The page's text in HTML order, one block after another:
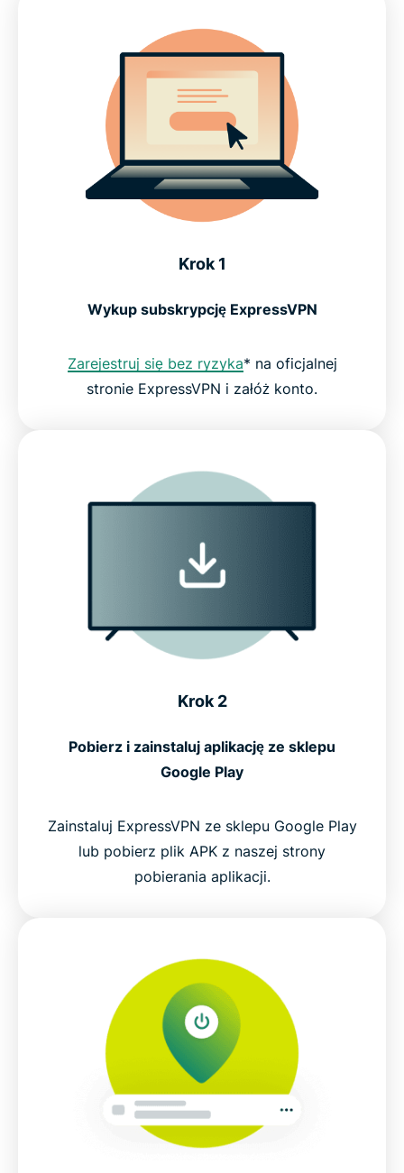
Krok 1
Wykup subskrypcję ExpressVPN
Zarejestruj się bez ryzyka* na oficjalnej
stronie ExpressVPN i załóż konto.
Krok 2
Pobierz i zainstaluj aplikację ze sklepu
Google Play
Zainstaluj ExpressVPN ze sklepu Google Play
lub pobierz plik APK z naszej strony
pobierania aplikacji.